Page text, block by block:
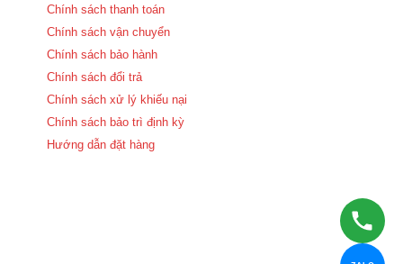
Chính sách thanh toán
Chính sách vận chuyển
Chính sách bảo hành
Chính sách đổi trả
Chính sách xử lý khiếu nại
Chính sách bảo trì định kỳ
Hướng dẫn đặt hàng